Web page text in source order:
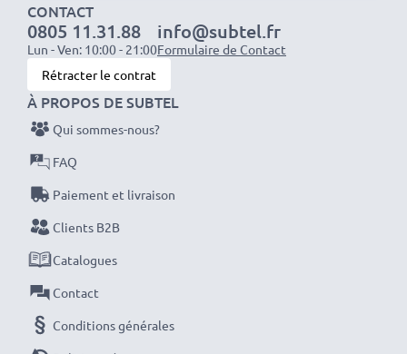
d'origine Sony Cyber-shot NP-BD1 NP-FD1
Données techniques:
Marque:CELLONIC
Capacité : 600mAh
Tension: 3.6V - 3.7V
Type de cellule
Couleur: noir
rechange pas chère et de grande qualité pour votre
appareil Sony Cyber-shot DSC-G3 DSC-T2 DSC-T200.
Commandez votre batterie facilement et en toute
CONTACT
0805 11.31.88
Lun - Ven: 10:00 - 21:00
info@subtel.fr
Formulaire de Contact
Rétracter le contrat
À PROPOS DE SUBTEL
Qui sommes-nous?
FAQ
Paiement et livraison
Clients B2B
Catalogues
Contact
Conditions générales